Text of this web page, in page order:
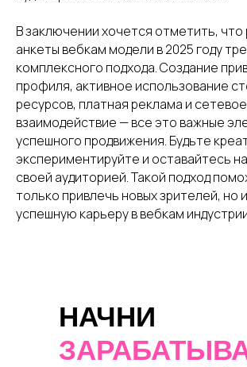
В заключении хочется отметить, что
анкеты вебкам модели в 2025 году
комплексного подхода. Создание
профиля, активное использование
ресурсов, платная реклама и сетевое
взаимодействие — все это важные
успешного продвижения. Будьте
экспериментируйте и оставайтесь
своей аудиторией. Такой подход
только привлечь новых зрителей, но
успешную карьеру в вебкам
НАЧНИ